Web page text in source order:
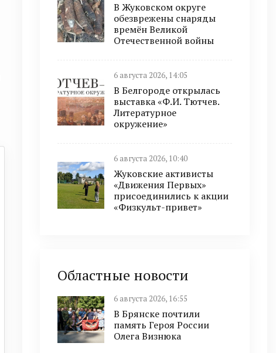
В Жуковском округе
обезврежены снаряды
времён Великой
Отечественной войны
6 августа 2026, 14:05
В Белгороде открылась
выставка «Ф.И. Тютчев.
Литературное
окружение»
6 августа 2026, 10:40
Жуковские активисты
«Движения Первых»
присоединились к акции
«Физкульт-привет»
Областные новости
6 августа 2026, 16:55
В Брянске почтили
память Героя России
Олега Визнюка